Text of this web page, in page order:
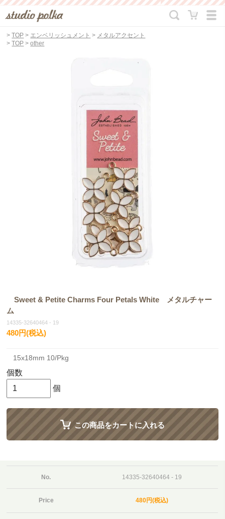
>TOP > エンベリッシュメント > メタルアクセント
>TOP >other
Sweet & Petite Charms Four Petals White メタルチャー
ム
14335-32640464 - 19
480円(税込)
15x18mm 10/Pkg
個数
個
この商品をカートに入れる
No. 14335-32640464 - 19
Price 480円(税込)